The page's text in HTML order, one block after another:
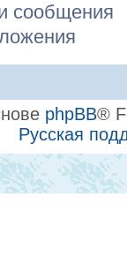
сообщения
phpBB®
Русская